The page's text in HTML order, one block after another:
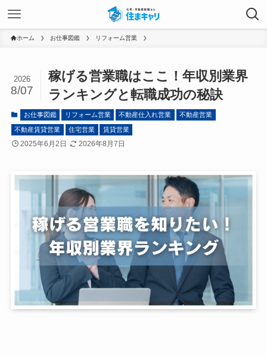
ホーム お仕事図鑑 リフォーム営業
稼げる営業職はここ！年収別業界
ランキングと転職成功の秘訣
2026
8/07
お仕事図鑑 リフォーム営業 不動産仕入れ営業 不動産営業
不動産賃貸営業 住宅営業 賃貸営業
2025年6月2日 2026年8月7日